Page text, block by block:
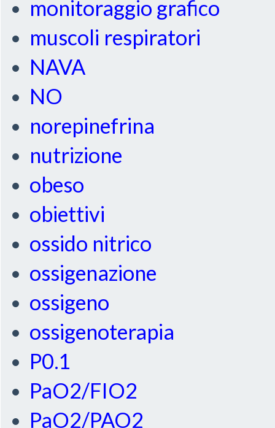
monitoraggio grafico
muscoli respiratori
NAVA
NO
norepinefrina
nutrizione
obeso
obiettivi
ossido nitrico
ossigenazione
ossigeno
ossigenoterapia
P0.1
PaO2/FIO2
PaO2/PAO2